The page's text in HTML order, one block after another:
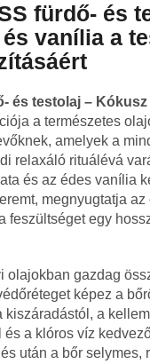
fürdő- és
vanília a
és testolaj –
a természetes
amelyek a
relaxáló rituálévá
és az édes vanília
megnyugtatja az
feszültséget egy
olajokban gazdag
képez a
kiszáradástól, a
és a klóros víz
után a bőr selymes,